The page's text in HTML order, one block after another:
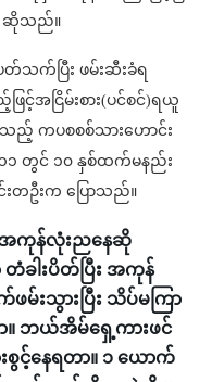
ဆိုသည်။
သက်ပြီး ဖမ်းဆီးခံရ
င့်အငြိမ်းစား(ပင်စင်)ရယူ
သည့် ကပစစစ်သားဟောင်း
၁၁ တွင် ၁၀ နှစ်ထက်မနည်း
တဦးက ပြောသည်။
အကုန်လုံးညနေဆို
ခါးပိတ်ပြီး အကုန်
မ်းသွားပြီး သိပ်မကြာ
။ ဘယ်အိမ်ရှေ့ကားဖင်
းစွင့်နေရတာ။ ၁ ယောက်